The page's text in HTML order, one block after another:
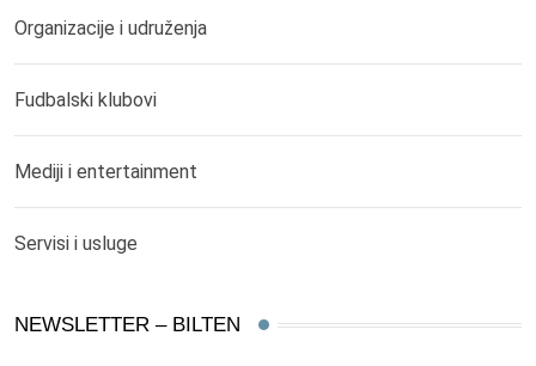
Organizacije i udruženja
Fudbalski klubovi
Mediji i entertainment
Servisi i usluge
NEWSLETTER – BILTEN